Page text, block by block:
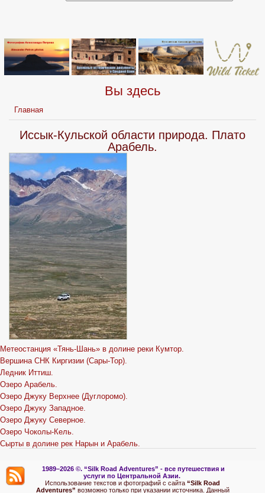
Вы здесь
Главная
Иссык-Кульской области природа. Плато
Арабель.
Метеостанция «Тянь-Шань» в долине реки Кумтор.
Вершина СНК Киргизии (Сары-Тор).
Ледник Иттиш.
Озеро Арабель.
Озеро Джуку Верхнее (Дуглоромо).
Озеро Джуку Западное.
Озеро Джуку Северное.
Озеро Чоколы-Кель.
Сырты в долине рек Нарын и Арабель.
1989–2026 ©. “Silk Road Adventures” - все путешествия и
услуги по Центральной Азии.
Использование текстов и фотографий с сайта “Silk Road
Adventures” возможно только при указании источника. Данный